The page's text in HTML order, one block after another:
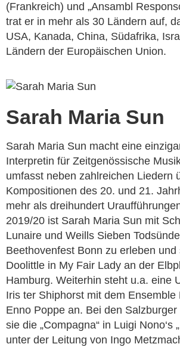
(Frankreich) und „Ansambl
trat er in mehr als 30 Ländern auf,
USA, Kanada, China, Südafrika,
Ländern der Europäischen Union.
Sarah Maria Sun
Sarah Maria Sun macht eine
Interpretin für Zeitgenössische
umfasst neben zahlreichen Liedern
Kompositionen des 20. und 21.
mehr als dreihundert
2019/20 ist Sarah Maria Sun mit
Lunaire und Weills Sieben
Beethovenfest Bonn zu erleben
Doolittle in My Fair Lady an der
Hamburg. Weiterhin steht u.a. eine
Iris ter Shiphorst mit dem Ensemble
Enno Poppe an. Bei den
sie die „Compagna“ in Luigi Nono‘s
unter der Leitung von Ingo